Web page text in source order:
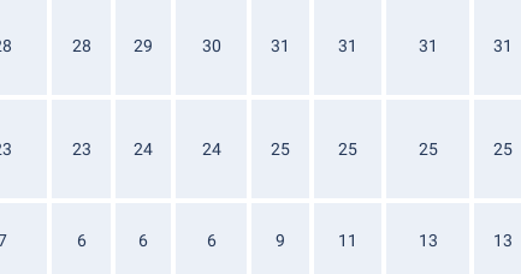
28 29 30 31 31 31 31
23 24 24 25 25 25 25
6 6 6 9 11 13 13